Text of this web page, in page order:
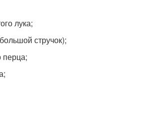
лука;
стручок);
перца;